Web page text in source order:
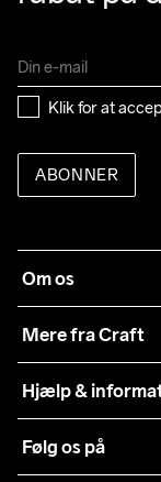
Klik for at
ABONNER
Om os
Mere fra Craft
Samarbejder
Presse
Hjælp &
Levering
Følg os på